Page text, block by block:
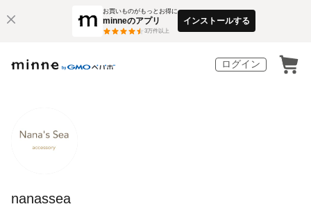
お買いものがもっとお得に
minneのアプリ
3万件以上
インストールする
ログイン
nanassea